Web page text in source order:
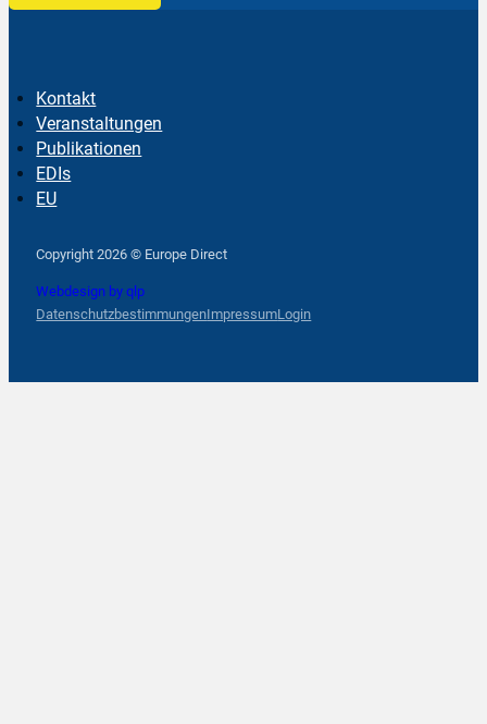
Kontakt
Veranstaltungen
Publikationen
EDIs
EU
Copyright 2026 © Europe Direct
Webdesign by qlp
DatenschutzbestimmungenImpressumLogin